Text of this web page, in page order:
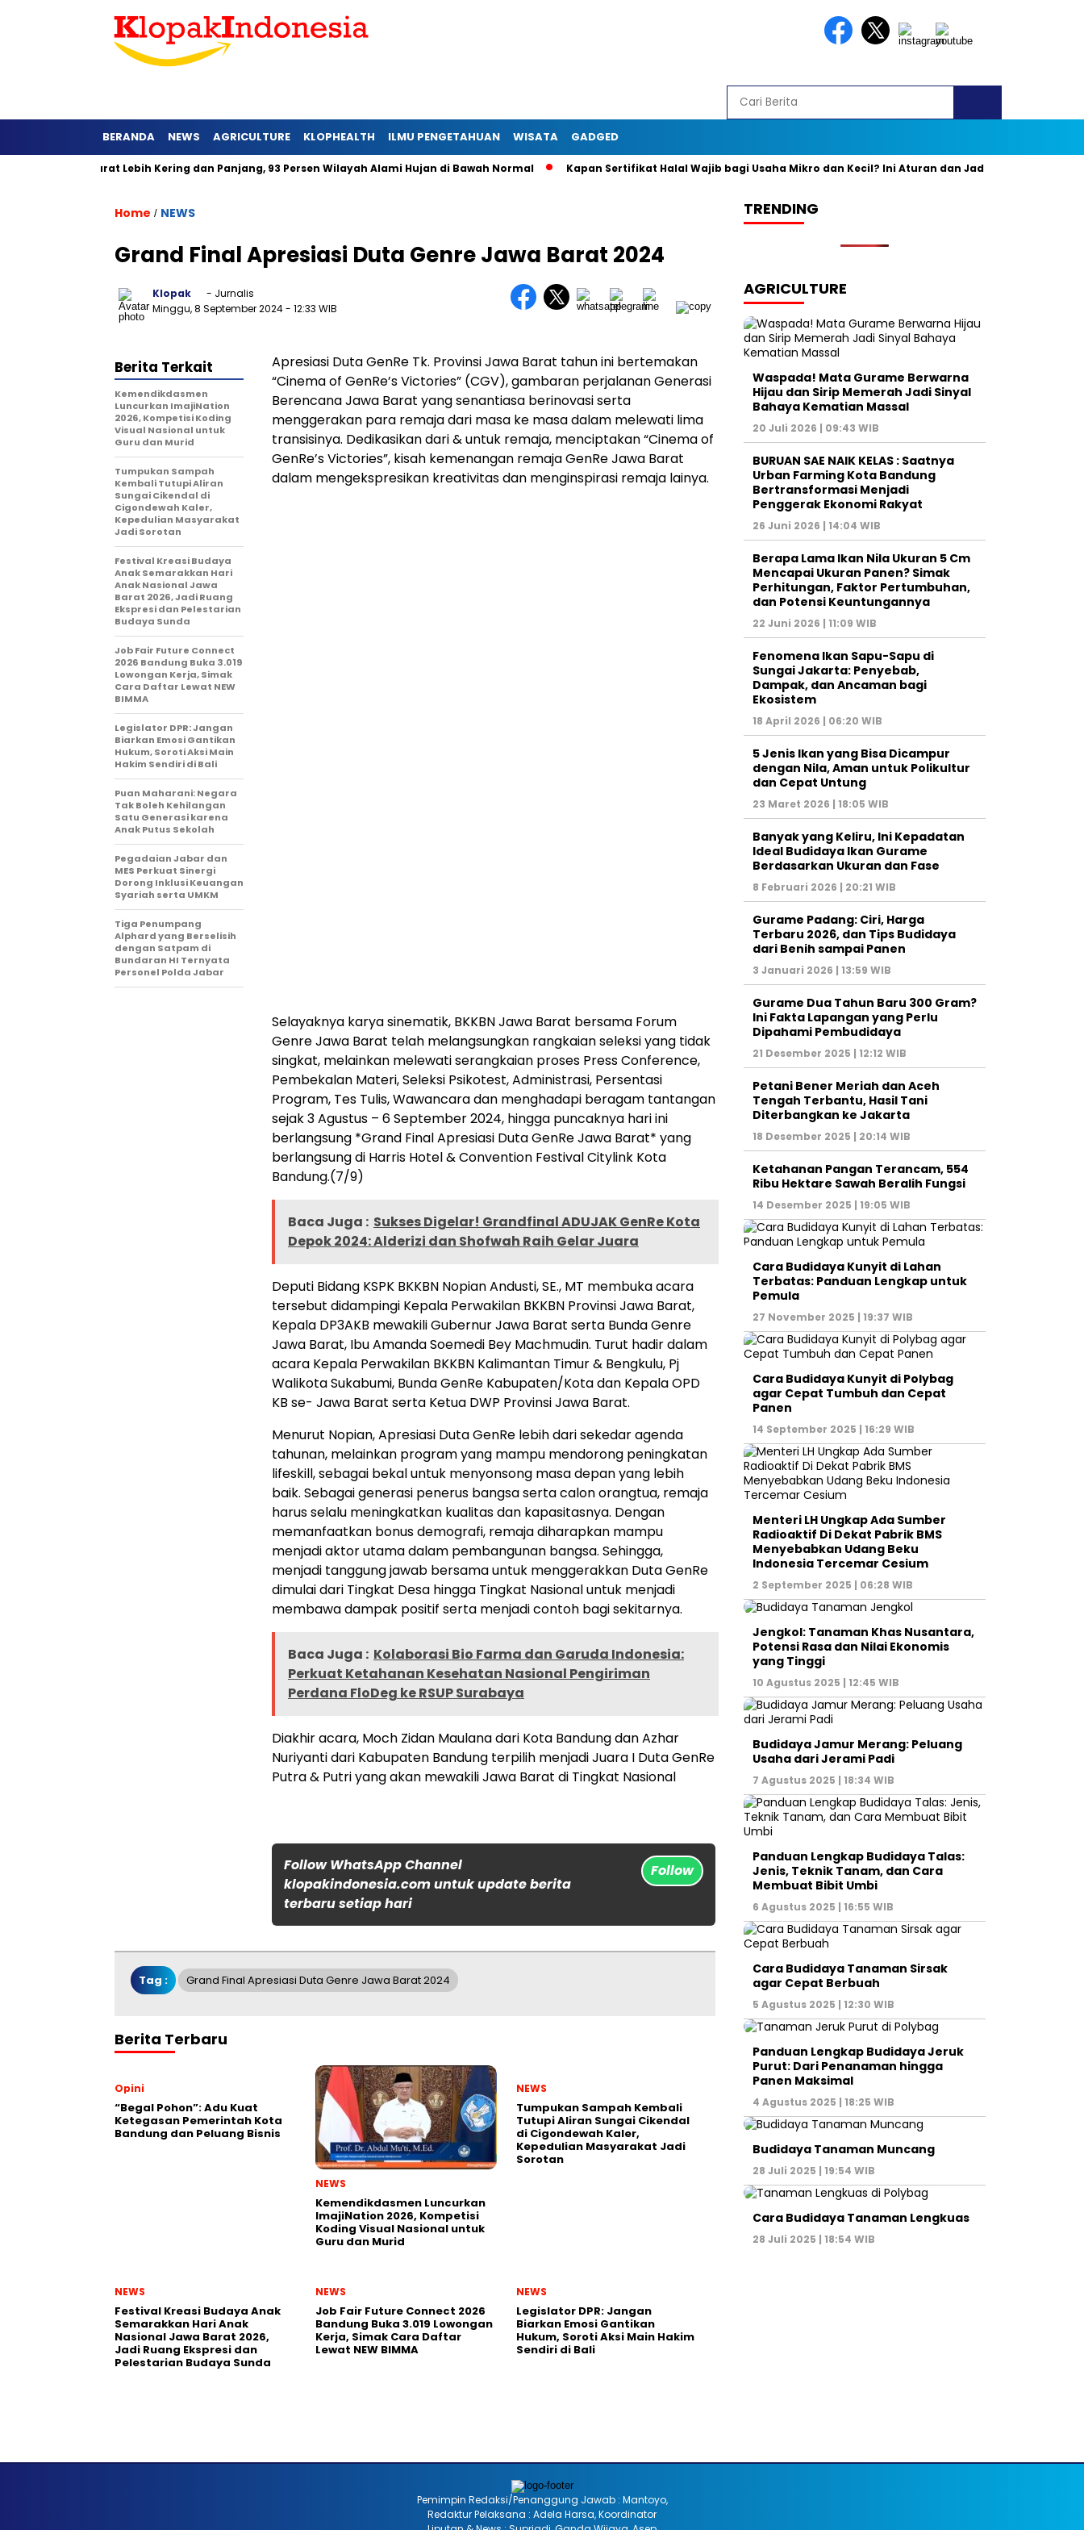
BERANDA NEWS AGRICULTURE KLOPHEALTH ILMU PENGETAHUAN WISATA GADGED
di Jawa Barat Lebih Kering dan Panjang, 93 Persen Wilayah Alami Hujan di Bawah Normal Kapan Sertifikat Halal Wajib bagi Usaha Mikro dan Kecil? Ini Aturan dan Jadwal Resminya
Home / NEWS
Grand Final Apresiasi Duta Genre Jawa Barat 2024
Klopak
- Jurnalis
Minggu, 8 September 2024- 12:33 WIB
Apresiasi Duta GenRe Tk. Provinsi Jawa Barat tahun ini bertemakan
“Cinema of GenRe’s Victories” (CGV), gambaran perjalanan Generasi
Berencana Jawa Barat yang senantiasa berinovasi serta
menggerakan para remaja dari masa ke masa dalam melewati lima
transisinya. Dedikasikan dari & untuk remaja, menciptakan “Cinema of
GenRe’s Victories”, kisah kemenangan remaja GenRe Jawa Barat
dalam mengekspresikan kreativitas dan menginspirasi remaja lainya.
Selayaknya karya sinematik, BKKBN Jawa Barat bersama Forum
Genre Jawa Barat telah melangsungkan rangkaian seleksi yang tidak
singkat, melainkan melewati serangkaian proses Press Conference,
Pembekalan Materi, Seleksi Psikotest, Administrasi, Persentasi
Program, Tes Tulis, Wawancara dan menghadapi beragam tantangan
sejak 3 Agustus – 6 September 2024, hingga puncaknya hari ini
berlangsung *Grand Final Apresiasi Duta GenRe Jawa Barat* yang
berlangsung di Harris Hotel & Convention Festival Citylink Kota
Bandung.(7/9)
Baca Juga : Sukses Digelar! Grandfinal ADUJAK GenRe Kota
Depok 2024: Alderizi dan Shofwah Raih Gelar Juara
Deputi Bidang KSPK BKKBN Nopian Andusti, SE., MT membuka acara
tersebut didampingi Kepala Perwakilan BKKBN Provinsi Jawa Barat,
Kepala DP3AKB mewakili Gubernur Jawa Barat serta Bunda Genre
Jawa Barat, Ibu Amanda Soemedi Bey Machmudin. Turut hadir dalam
acara Kepala Perwakilan BKKBN Kalimantan Timur & Bengkulu, Pj
Walikota Sukabumi, Bunda GenRe Kabupaten/Kota dan Kepala OPD
KB se- Jawa Barat serta Ketua DWP Provinsi Jawa Barat.
Menurut Nopian, Apresiasi Duta GenRe lebih dari sekedar agenda
tahunan, melainkan program yang mampu mendorong peningkatan
lifeskill, sebagai bekal untuk menyonsong masa depan yang lebih
baik. Sebagai generasi penerus bangsa serta calon orangtua, remaja
harus selalu meningkatkan kualitas dan kapasitasnya. Dengan
memanfaatkan bonus demografi, remaja diharapkan mampu
menjadi aktor utama dalam pembangunan bangsa. Sehingga,
menjadi tanggung jawab bersama untuk menggerakkan Duta GenRe
dimulai dari Tingkat Desa hingga Tingkat Nasional untuk menjadi
membawa dampak positif serta menjadi contoh bagi sekitarnya.
Baca Juga : Kolaborasi Bio Farma dan Garuda Indonesia:
Perkuat Ketahanan Kesehatan Nasional Pengiriman
Perdana FloDeg ke RSUP Surabaya
Diakhir acara, Moch Zidan Maulana dari Kota Bandung dan Azhar
Nuriyanti dari Kabupaten Bandung terpilih menjadi Juara I Duta GenRe
Putra & Putri yang akan mewakili Jawa Barat di Tingkat Nasional
Follow WhatsApp Channel
klopakindonesia.com untuk update berita
terbaru setiap hari
Follow
Berita Terkait
Kemendikdasmen
Luncurkan ImajiNation
2026, Kompetisi Koding
Visual Nasional untuk
Guru dan Murid
Tumpukan Sampah
Kembali Tutupi Aliran
Sungai Cikendal di
Cigondewah Kaler,
Kepedulian Masyarakat
Jadi Sorotan
Festival Kreasi Budaya
Anak Semarakkan Hari
Anak Nasional Jawa
Barat 2026, Jadi Ruang
Ekspresi dan Pelestarian
Budaya Sunda
Job Fair Future Connect
2026 Bandung Buka 3.019
Lowongan Kerja, Simak
Cara Daftar Lewat NEW
BIMMA
Legislator DPR: Jangan
Biarkan Emosi Gantikan
Hukum, Soroti Aksi Main
Hakim Sendiri di Bali
Puan Maharani: Negara
Tak Boleh Kehilangan
Satu Generasi karena
Anak Putus Sekolah
Pegadaian Jabar dan
MES Perkuat Sinergi
Dorong Inklusi Keuangan
Syariah serta UMKM
Tiga Penumpang
Alphard yang Berselisih
dengan Satpam di
Bundaran HI Ternyata
Personel Polda Jabar
Tag : Grand Final Apresiasi Duta Genre Jawa Barat 2024
Berita Terbaru
Opini
“Begal Pohon”: Adu Kuat
Ketegasan Pemerintah Kota
Bandung dan Peluang Bisnis
NEWS
Kemendikdasmen Luncurkan
ImajiNation 2026, Kompetisi
Koding Visual Nasional untuk
Guru dan Murid
NEWS
Tumpukan Sampah Kembali
Tutupi Aliran Sungai Cikendal
di Cigondewah Kaler,
Kepedulian Masyarakat Jadi
Sorotan
NEWS
Festival Kreasi Budaya Anak
Semarakkan Hari Anak
Nasional Jawa Barat 2026,
Jadi Ruang Ekspresi dan
Pelestarian Budaya Sunda
NEWS
Job Fair Future Connect 2026
Bandung Buka 3.019 Lowongan
Kerja, Simak Cara Daftar
Lewat NEW BIMMA
NEWS
Legislator DPR: Jangan
Biarkan Emosi Gantikan
Hukum, Soroti Aksi Main Hakim
Sendiri di Bali
TRENDING
AGRICULTURE
Waspada! Mata Gurame Berwarna
Hijau dan Sirip Memerah Jadi Sinyal
Bahaya Kematian Massal
20 Juli 2026 | 09:43 WIB
BURUAN SAE NAIK KELAS : Saatnya
Urban Farming Kota Bandung
Bertransformasi Menjadi
Penggerak Ekonomi Rakyat
26 Juni 2026 | 14:04 WIB
Berapa Lama Ikan Nila Ukuran 5 Cm
Mencapai Ukuran Panen? Simak
Perhitungan, Faktor Pertumbuhan,
dan Potensi Keuntungannya
22 Juni 2026 | 11:09 WIB
Fenomena Ikan Sapu-Sapu di
Sungai Jakarta: Penyebab,
Dampak, dan Ancaman bagi
Ekosistem
18 April 2026 | 06:20 WIB
5 Jenis Ikan yang Bisa Dicampur
dengan Nila, Aman untuk Polikultur
dan Cepat Untung
23 Maret 2026 | 18:05 WIB
Banyak yang Keliru, Ini Kepadatan
Ideal Budidaya Ikan Gurame
Berdasarkan Ukuran dan Fase
8 Februari 2026 | 20:21 WIB
Gurame Padang: Ciri, Harga
Terbaru 2026, dan Tips Budidaya
dari Benih sampai Panen
3 Januari 2026 | 13:59 WIB
Gurame Dua Tahun Baru 300 Gram?
Ini Fakta Lapangan yang Perlu
Dipahami Pembudidaya
21 Desember 2025 | 12:12 WIB
Petani Bener Meriah dan Aceh
Tengah Terbantu, Hasil Tani
Diterbangkan ke Jakarta
18 Desember 2025 | 20:14 WIB
Ketahanan Pangan Terancam, 554
Ribu Hektare Sawah Beralih Fungsi
14 Desember 2025 | 19:05 WIB
Cara Budidaya Kunyit di Lahan
Terbatas: Panduan Lengkap untuk
Pemula
27 November 2025 | 19:37 WIB
Cara Budidaya Kunyit di Polybag
agar Cepat Tumbuh dan Cepat
Panen
14 September 2025 | 16:29 WIB
Menteri LH Ungkap Ada Sumber
Radioaktif Di Dekat Pabrik BMS
Menyebabkan Udang Beku
Indonesia Tercemar Cesium
2 September 2025 | 06:28 WIB
Jengkol: Tanaman Khas Nusantara,
Potensi Rasa dan Nilai Ekonomis
yang Tinggi
10 Agustus 2025 | 12:45 WIB
Budidaya Jamur Merang: Peluang
Usaha dari Jerami Padi
7 Agustus 2025 | 18:34 WIB
Panduan Lengkap Budidaya Talas:
Jenis, Teknik Tanam, dan Cara
Membuat Bibit Umbi
6 Agustus 2025 | 16:55 WIB
Cara Budidaya Tanaman Sirsak
agar Cepat Berbuah
5 Agustus 2025 | 12:30 WIB
Panduan Lengkap Budidaya Jeruk
Purut: Dari Penanaman hingga
Panen Maksimal
4 Agustus 2025 | 18:25 WIB
Budidaya Tanaman Muncang
28 Juli 2025 | 19:54 WIB
Cara Budidaya Tanaman Lengkuas
28 Juli 2025 | 18:54 WIB
Pemimpin Redaksi/Penanggung Jawab : Mantoyo,
Redaktur Pelaksana : Adela Harsa, Koordinator